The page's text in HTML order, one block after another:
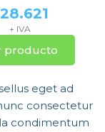
28.621
+ IVA
producto
eget ad
consectetur
condimentum